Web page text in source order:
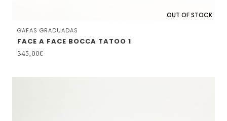
OUT OF STOCK
GAFAS GRADUADAS
FACE A FACE BOCCA TATOO 1
345,00€